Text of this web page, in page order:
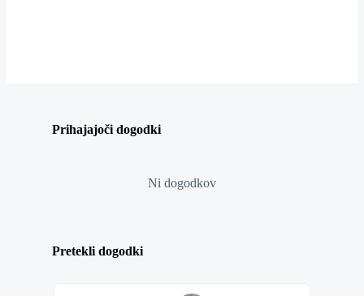
Prihajajoči dogodki
Ni dogodkov
Pretekli dogodki